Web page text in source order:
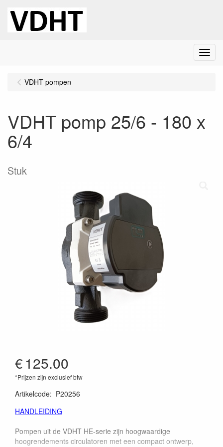
Menu
VDHT pompen
VDHT pomp 25/6 - 180 x
6/4
Stuk
€125.00
*Prijzen zijn exclusief btw
Artikelcode: P20256
HANDLEIDING
Pompen uit de VDHT HE-serie zijn hoogwaardige
hoogrendements circulatoren met een compact ontwerp,